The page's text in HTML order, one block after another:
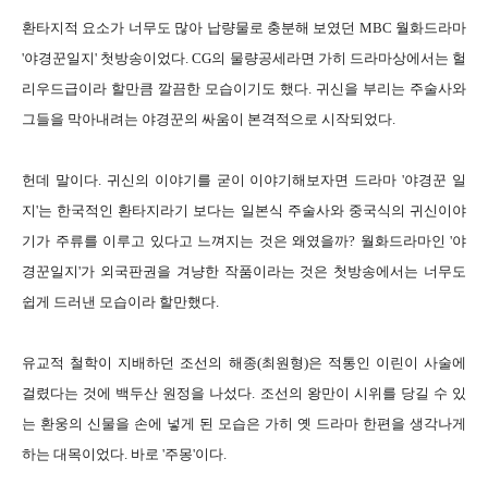
환타지적 요소가 너무도 많아 납량물로 충분해 보였던 MBC 월화드라마
'야경꾼일지' 첫방송이었다. CG의 물량공세라면 가히 드라마상에서는 헐
리우드급이라 할만큼 깔끔한 모습이기도 했다. 귀신을 부리는 주술사와
그들을 막아내려는 야경꾼의 싸움이 본격적으로 시작되었다.
헌데 말이다. 귀신의 이야기를 굳이 이야기해보자면 드라마 '야경꾼 일
지'는 한국적인 환타지라기 보다는 일본식 주술사와 중국식의 귀신이야
기가 주류를 이루고 있다고 느껴지는 것은 왜였을까? 월화드라마인 '야
경꾼일지'가 외국판권을 겨냥한 작품이라는 것은 첫방송에서는 너무도
쉽게 드러낸 모습이라 할만했다.
유교적 철학이 지배하던 조선의 해종(최원형)은 적통인 이린이 사술에
걸렸다는 것에 백두산 원정을 나섰다. 조선의 왕만이 시위를 당길 수 있
는 환웅의 신물을 손에 넣게 된 모습은 가히 옛 드라마 한편을 생각나게
하는 대목이었다. 바로 '주몽'이다.